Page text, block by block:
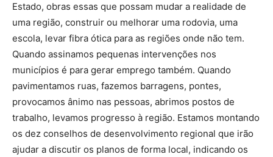
Estado, obras essas que possam mudar a realidade de
uma região, construir ou melhorar uma rodovia, uma
escola, levar fibra ótica para as regiões onde não tem.
Quando assinamos pequenas intervenções nos
municípios é para gerar emprego também. Quando
pavimentamos ruas, fazemos barragens, pontes,
provocamos ânimo nas pessoas, abrimos postos de
trabalho, levamos progresso à região. Estamos montando
os dez conselhos de desenvolvimento regional que irão
ajudar a discutir os planos de forma local, indicando os